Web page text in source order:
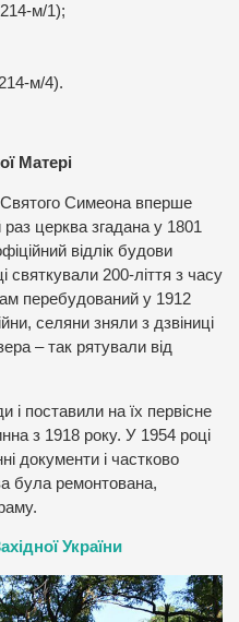
м/1);
м/4).
Матері
Симеона вперше
церква згадана у 1801
відлік будови
святкували 200-ліття з часу
перебудований у 1912
селяни зняли з дзвіниці
– так рятували від
і поставили на їх первісне
з 1918 року. У 1954 році
документи і частково
була ремонтована,
України